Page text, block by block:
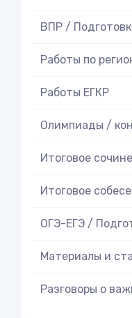
ВПР /
Работы по
Работы ЕГКР
Олимпиады /
Итоговое
Итоговое
ОГЭ-ЕГЭ /
Материалы и
Разговоры о